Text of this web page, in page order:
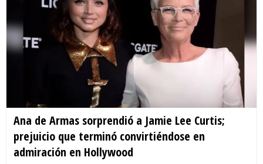
Ana de Armas sorprendió a Jamie Lee Curtis;
prejuicio que terminó convirtiéndose en
admiración en Hollywood